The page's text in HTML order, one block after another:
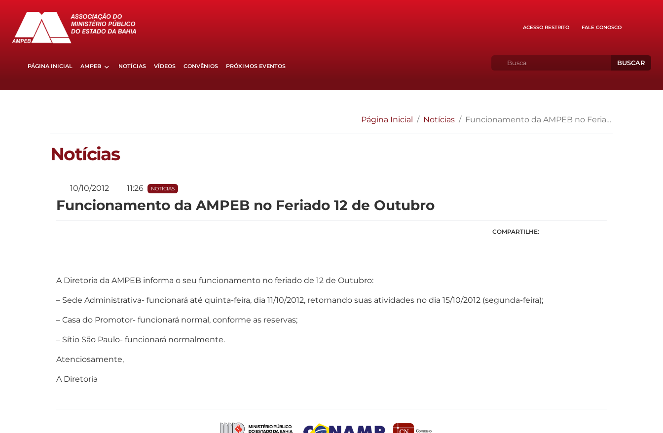
ACESSO RESTRITO FALE CONOSCO
PÁGINA INICIAL AMPEB NOTÍCIAS VÍDEOS CONVÊNIOS PRÓXIMOS EVENTOS BUSCAR
Página Inicial Notícias Funcionamento da AMPEB no Feriado 12 de Outubro
Notícias
10/10/2012 11:26 NOTÍCIAS
Funcionamento da AMPEB no Feriado 12 de Outubro
COMPARTILHE:
A Diretoria da AMPEB informa o seu funcionamento no feriado de 12 de Outubro:
– Sede Administrativa- funcionará até quinta-feira, dia 11/10/2012, retornando suas atividades no dia 15/10/2012 (segunda-feira);
– Casa do Promotor- funcionará normal, conforme as reservas;
– Sítio São Paulo- funcionará normalmente.
Atenciosamente,
A Diretoria